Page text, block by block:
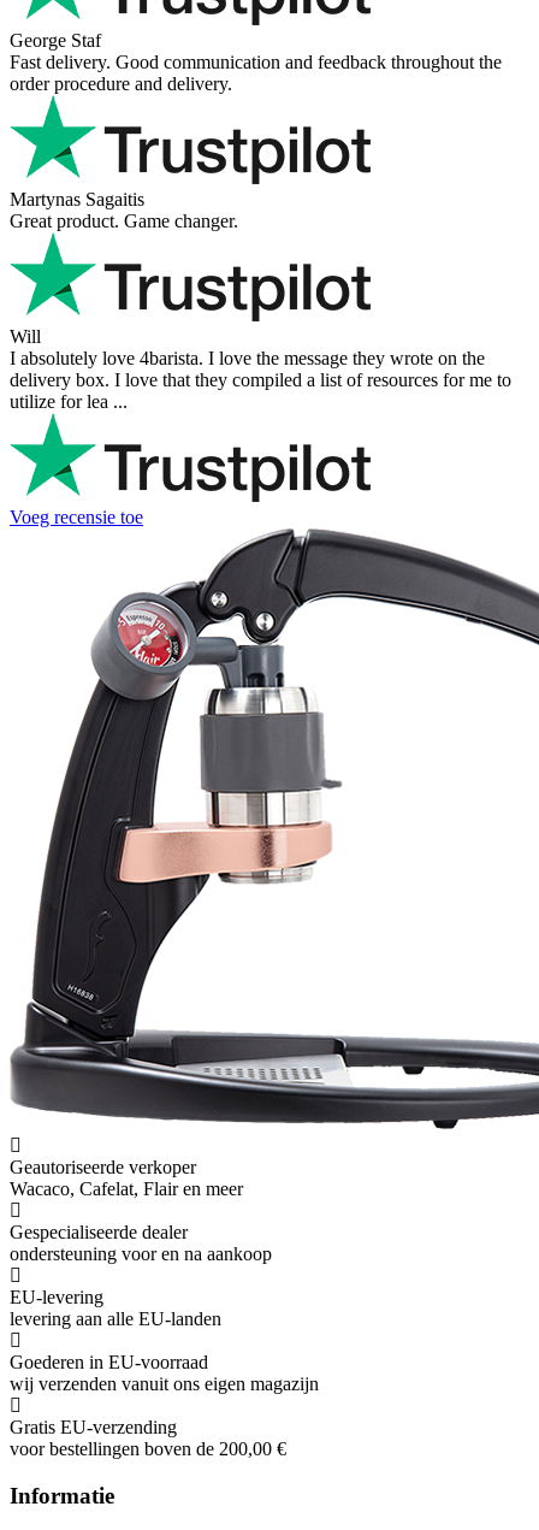
George Staf
Fast delivery. Good communication and feedback throughout the
order procedure and delivery.
Martynas Sagaitis
Great product. Game changer.
Will
I absolutely love 4barista. I love the message they wrote on the
delivery box. I love that they compiled a list of resources for me to
utilize for lea ...
Voeg recensie toe
Geautoriseerde verkoper
Wacaco, Cafelat, Flair en meer
Gespecialiseerde dealer
ondersteuning voor en na aankoop
EU-levering
levering aan alle EU-landen
Goederen in EU-voorraad
wij verzenden vanuit ons eigen magazijn
Gratis EU-verzending
voor bestellingen boven de 200,00 €
Informatie